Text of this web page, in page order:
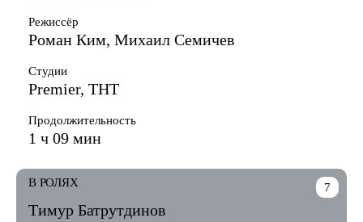
Режиссёр
Роман Ким, Михаил Семичев
Студии
Premier, ТНТ
Продолжительность
1 ч 09 мин
7
В РОЛЯХ
Тимур Батрутдинов